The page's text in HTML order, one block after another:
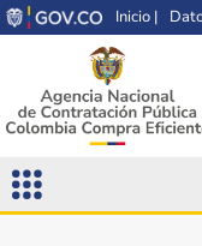
Inicio |